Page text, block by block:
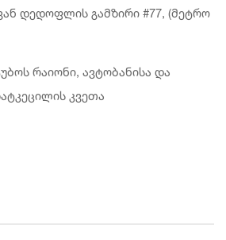
დედოფლის გამზირი #77, (მეტრო
რაიონი, ავტობანისა და
კვეთა